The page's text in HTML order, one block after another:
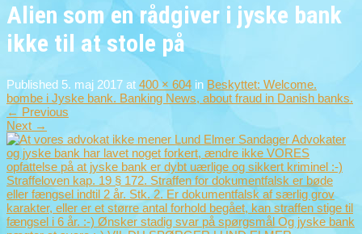
Alien som en rådgiver i jyske bank
ikke til at stole på
Published 5. maj 2017 at 400 × 604 in Beskyttet: Welcome.
bombe i Jyske bank. Banking News, about fraud in Danish banks.
← Previous
Next →